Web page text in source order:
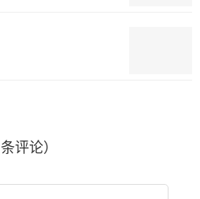
条评论）